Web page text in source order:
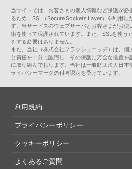
当サイトでは、お客さまの個人情報など保護が必
るため、SSL（Secure Sockets Layer）を利用し
す。当サービスのウェブサーバとお客さまがお使
術を使って保護されています。また、SSLを使う
をする必要はありません。
また、当社（株式会社フラッシュエッヂ）は、個
と責任を十分に認識し、その保護に万全な措置を
に取り組んでおります。当社は一般財団法人日
ライバシーマークの付与認定を受けています。
利用規約
プライバシーポリシー
クッキーポリシー
よくあるご質問